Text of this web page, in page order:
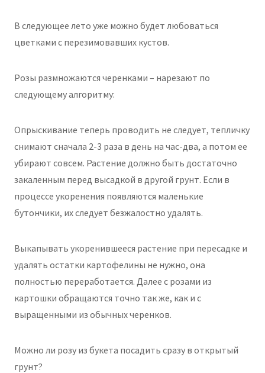
В следующее лето уже можно будет любоваться
цветками с перезимовавших кустов.
Розы размножаются черенками – нарезают по
следующему алгоритму:
Опрыскивание теперь проводить не следует, тепличку
снимают сначала 2-3 раза в день на час-два, а потом ее
убирают совсем. Растение должно быть достаточно
закаленным перед высадкой в другой грунт. Если в
процессе укоренения появляются маленькие
бутончики, их следует безжалостно удалять.
Выкапывать укоренившееся растение при пересадке и
удалять остатки картофелины не нужно, она
полностью переработается. Далее с розами из
картошки обращаются точно так же, как и с
выращенными из обычных черенков.
Можно ли розу из букета посадить сразу в открытый
грунт?